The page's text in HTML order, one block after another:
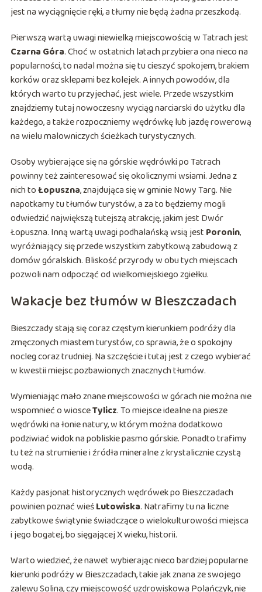
jest na wyciągnięcie ręki, a tłumy nie będą żadna przeszkodą.
Pierwszą wartą uwagi niewielką miejscowością w Tatrach jest
Czarna Góra. Choć w ostatnich latach przybiera ona nieco na
popularności, to nadal można się tu cieszyć spokojem, brakiem
korków oraz sklepami bez kolejek. A innych powodów, dla
których warto tu przyjechać, jest wiele. Przede wszystkim
znajdziemy tutaj nowoczesny wyciąg narciarski do użytku dla
każdego, a także rozpoczniemy wędrówkę lub jazdę rowerową
na wielu malowniczych ścieżkach turystycznych.
Osoby wybierające się na górskie wędrówki po Tatrach
powinny też zainteresować się okolicznymi wsiami. Jedna z
nich toŁopuszna, znajdująca się w gminie Nowy Targ. Nie
napotkamy tu tłumów turystów, a za to będziemy mogli
odwiedzić największą tutejszą atrakcję, jakim jest Dwór
Łopuszna. Inną wartą uwagi podhalańską wsią jest Poronin,
wyróżniający się przede wszystkim zabytkową zabudową z
domów góralskich. Bliskość przyrody w obu tych miejscach
pozwoli nam odpocząć od wielkomiejskiego zgiełku.
Wakacje bez tłumów w Bieszczadach
Bieszczady stają się coraz częstym kierunkiem podróży dla
zmęczonych miastem turystów, co sprawia, że o spokojny
nocleg coraz trudniej. Na szczęście i tutaj jest z czego wybierać
w kwestii miejsc pozbawionych znacznych tłumów.
Wymieniając mało znane miejscowości w górach nie można nie
wspomnieć o wiosceTylicz. To miejsce idealne na piesze
wędrówki na łonie natury, w którym można dodatkowo
podziwiać widok na pobliskie pasmo górskie. Ponadto trafimy
tu też na strumienie i źródła mineralne z krystalicznie czystą
wodą.
Każdy pasjonat historycznych wędrówek po Bieszczadach
powinien poznać wieśLutowiska. Natrafimy tu na liczne
zabytkowe świątynie świadczące o wielokulturowości miejsca
i jego bogatej, bo sięgającej X wieku, historii.
Warto wiedzieć, że nawet wybierając nieco bardziej popularne
kierunki podróży w Bieszczadach, takie jak znana ze swojego
zalewu Solina, czy miejscowość uzdrowiskowa Polańczyk, nie